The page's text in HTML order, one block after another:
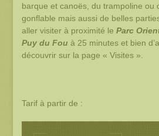
barque et canoës, du trampoline ou
gonflable mais aussi de belles
aller visiter à proximité leParc
Puy du Fou à 25 minutes et bien
découvrir sur la page « Visites ».
Tarif à partir de :